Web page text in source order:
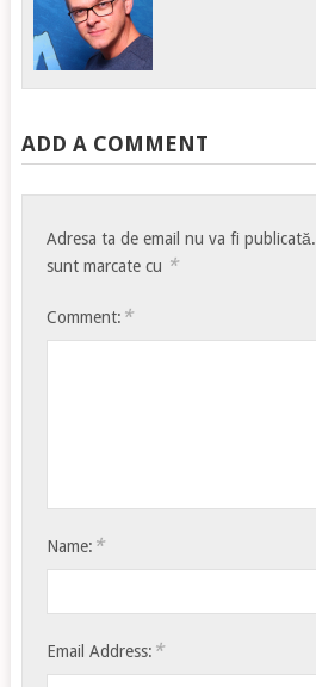
ADD A COMMENT
Adresa ta de email nu va fi publicată.
sunt marcate cu *
Comment: *
Name: *
Email Address: *